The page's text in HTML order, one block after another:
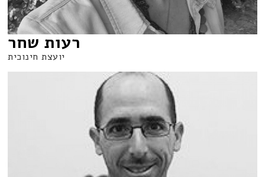
רעות שחר
יועצת חינוכית